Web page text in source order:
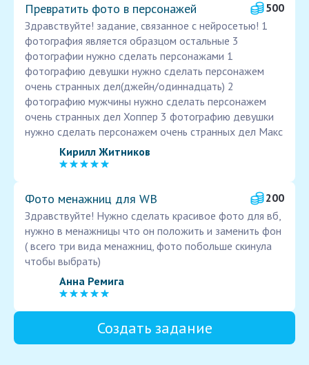
Превратить фото в персонажей
500
Здравствуйте! задание, связанное с нейросетью! 1
фотография является образцом остальные 3
фотографии нужно сделать персонажами 1
фотографию девушки нужно сделать персонажем
очень странных дел(джейн/одиннадцать) 2
фотографию мужчины нужно сделать персонажем
очень странных дел Хоппер 3 фотографию девушки
нужно сделать персонажем очень странных дел Макс
Кирилл Житников
Фото менажниц для WB
200
Здравствуйте! Нужно сделать красивое фото для вб,
нужно в менажницы что он положить и заменить фон
( всего три вида менажниц, фото побольше скинула
чтобы выбрать)
Анна Ремига
Создать задание